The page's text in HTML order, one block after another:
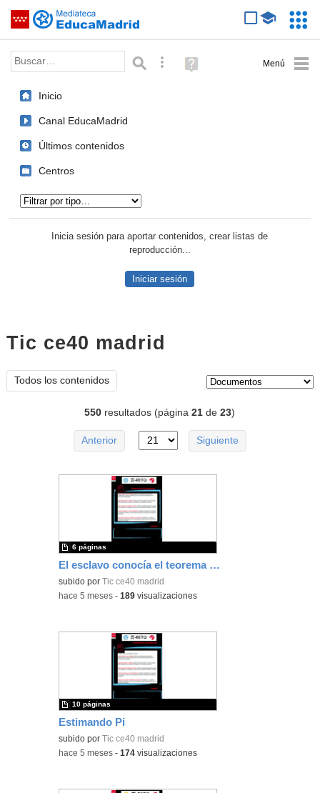
Saltar navegación
Palabra o frase: Búsqueda avanzada
Ayuda
(en
Inicio
Canal EducaMadrid
Últimos contenidos
Centros
Inicia sesión para aportar contenidos, crear listas de
reproducción...
Iniciar sesión
Tic ce40 madrid
Todos los contenidos
550 resultados (página21 de23)
Anterior Siguiente
El esclavo conocía el teorema de Pitágoras
subido por Tic ce40 madrid
6 páginas
-hace 5 meses -189 visualizaciones
Estimando Pi
subido por Tic ce40 madrid
10 páginas
-hace 5 meses -174 visualizaciones